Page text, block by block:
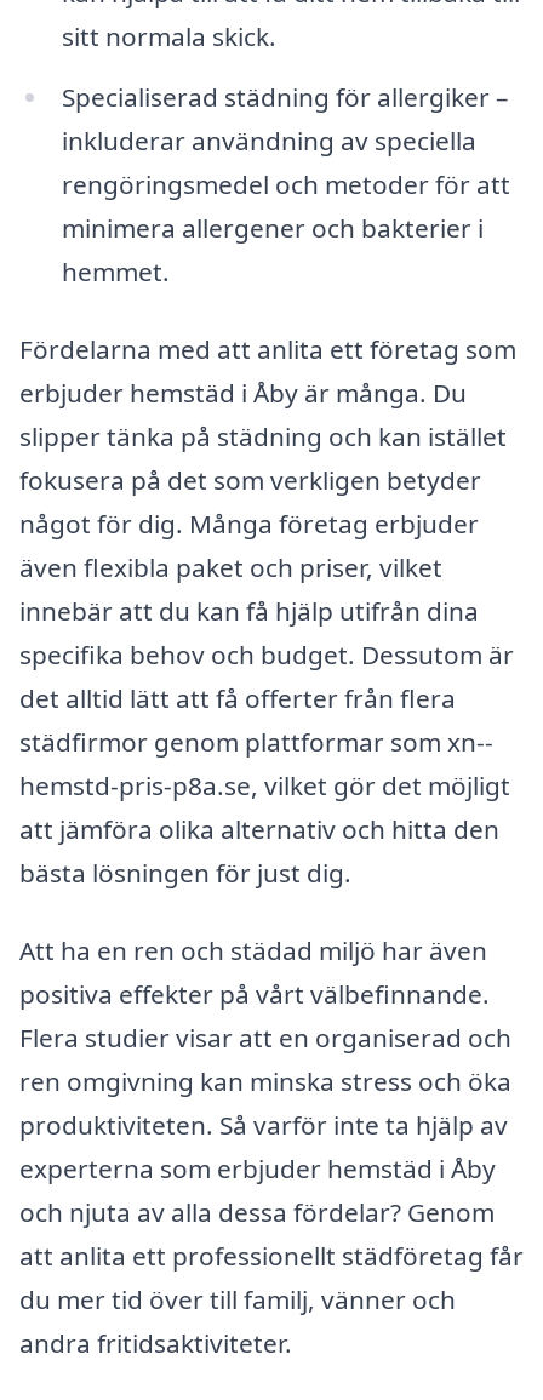
sitt normala skick.
Specialiserad städning för allergiker –
inkluderar användning av speciella
rengöringsmedel och metoder för att
minimera allergener och bakterier i
hemmet.
Fördelarna med att anlita ett företag som
erbjuder hemstäd i Åby är många. Du
slipper tänka på städning och kan istället
fokusera på det som verkligen betyder
något för dig. Många företag erbjuder
även flexibla paket och priser, vilket
innebär att du kan få hjälp utifrån dina
specifika behov och budget. Dessutom är
det alltid lätt att få offerter från flera
städfirmor genom plattformar som xn--
hemstd-pris-p8a.se, vilket gör det möjligt
att jämföra olika alternativ och hitta den
bästa lösningen för just dig.
Att ha en ren och städad miljö har även
positiva effekter på vårt välbefinnande.
Flera studier visar att en organiserad och
ren omgivning kan minska stress och öka
produktiviteten. Så varför inte ta hjälp av
experterna som erbjuder hemstäd i Åby
och njuta av alla dessa fördelar? Genom
att anlita ett professionellt städföretag får
du mer tid över till familj, vänner och
andra fritidsaktiviteter.